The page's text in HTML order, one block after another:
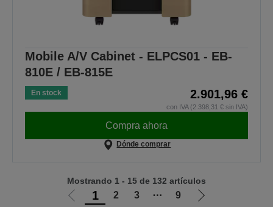
Mobile A/V Cabinet - ELPCS01 - EB-
810E / EB-815E
En stock 2.901,96 €
con IVA (2.398,31 € sin IVA)
Compra ahora
Dónde comprar
Ir
1 2 3 ⋯ 9
Ir
Mostrando 1 - 15 de 132 artículos